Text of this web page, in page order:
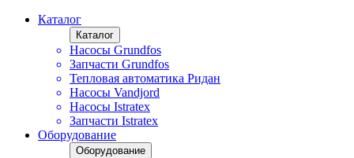
Каталог
Каталог
Насосы Grundfos
Запчасти Grundfos
Тепловая автоматика Ридан
Насосы Vandjord
Насосы Istratex
Запчасти Istratex
Оборудование
Оборудование